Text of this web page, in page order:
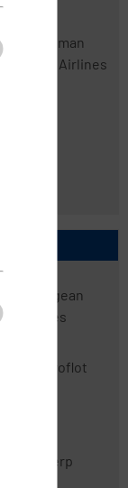
Tasman
Cargo Airlines
Aegean
Airlines
Aeroflot
Antwerp